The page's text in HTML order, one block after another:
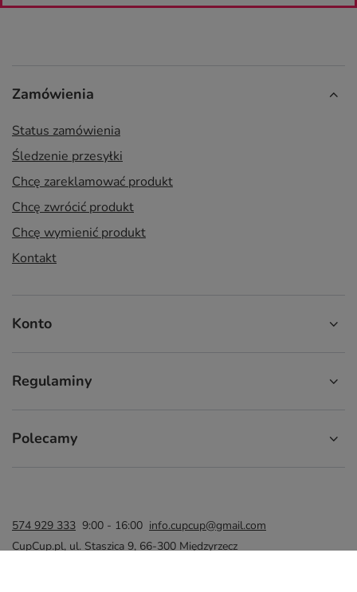
Zamówienia
Status zamówienia
Śledzenie przesyłki
Chcę zareklamować produkt
Chcę zwrócić produkt
Chcę wymienić produkt
Kontakt
Konto
Regulaminy
Polecamy
574 929 333 9:00 - 16:00 info.cupcup@gmail.com
CupCup.pl, ul. Staszica 9, 66-300 Międzyrzecz